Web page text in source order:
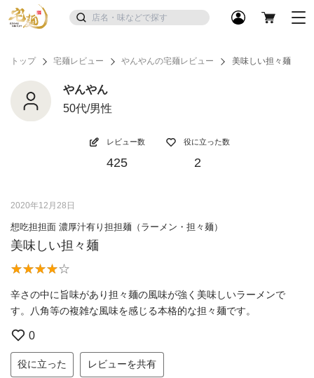
トップ 宅麺レビュー やんやんの宅麺レビュー 美味しい担々麺
やんやん
50代/男性
レビュー数
425
役に立った数
2
2020年12月28日
想吃担担面 濃厚汁有り担担麺（ラーメン・担々麺）
美味しい担々麺
辛さの中に旨味があり担々麺の風味が強く美味しいラーメンで
す。八角等の複雑な風味を感じる本格的な担々麺です。
0
役に立った レビューを共有